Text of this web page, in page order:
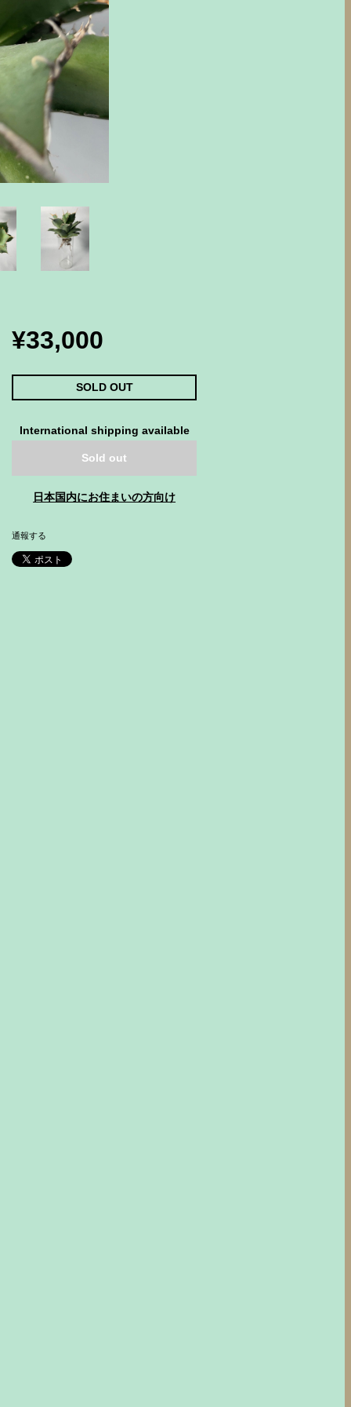
¥33,000
SOLD OUT
International shipping available
Sold out
日本国内にお住まいの方向け
通報する